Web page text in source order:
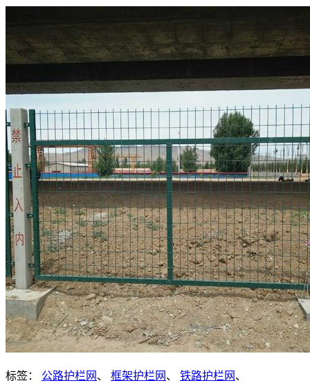
标签： 公路护栏网 、 框架护栏网 、 铁路护栏网 、